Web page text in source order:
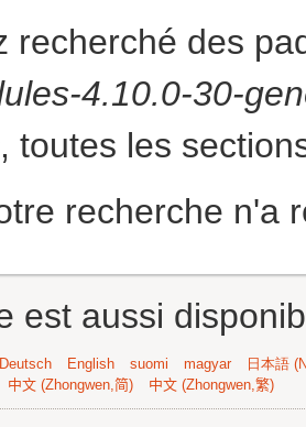
recherché des
4.10.0-30-
, toutes les
recherche n'a
est aussi
Deutsch English suomi magyar
日本語
中文 (Zhongwen,简) 中文 (Zhongwen,繁)